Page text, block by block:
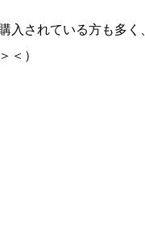
されている方も多く、
＜）